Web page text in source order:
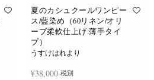
オ
プ
シ
ョ
夏のカシュクールワンピー
ス/藍染め（60リネン/オリ
ーブ柔軟仕上げ:薄手タイ
プ）
うすけはれより
¥38,000 税別